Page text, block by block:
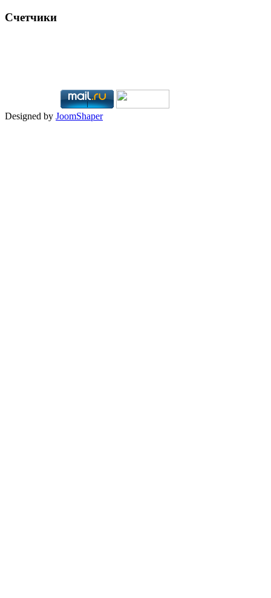
Счетчики
Designed by JoomShaper